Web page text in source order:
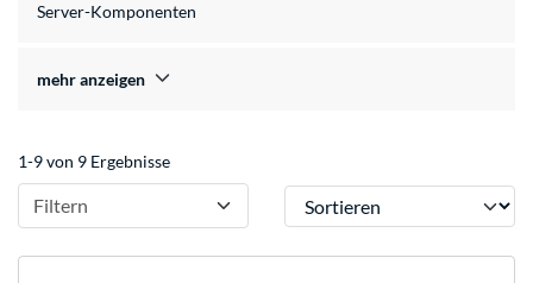
Server-Komponenten
mehr anzeigen
1-9 von 9 Ergebnisse
Filtern Sortieren